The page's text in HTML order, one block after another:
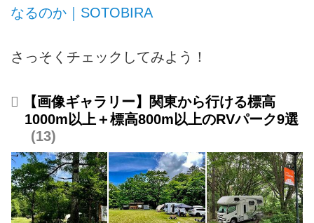
なるのか｜SOTOBIRA
さっそくチェックしてみよう！
【画像ギャラリー】関東から行ける標高
1000m以上＋標高800m以上のRVパーク9選
13